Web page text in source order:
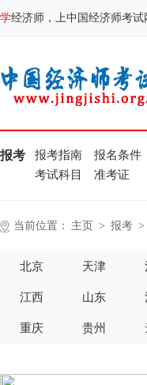
学经济师，上中国经济师考试
报考 报考指南 报名条件
考试科目
准考证
当前位置： 主页 > 报考 >
北京 天津
江西 山东
重庆 贵州